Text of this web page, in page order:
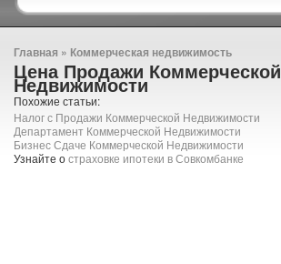
Главная » Коммерческая недвижимость
Цена Продажи Коммерческой
Недвижимости
Похожие статьи:
Налог с Продажи Коммерческой Недвижимости
Департамент Коммерческой Недвижимости
Бизнес Сдаче Коммерческой Недвижимости
Узнайте остраховке ипотеки в Совкомбанке